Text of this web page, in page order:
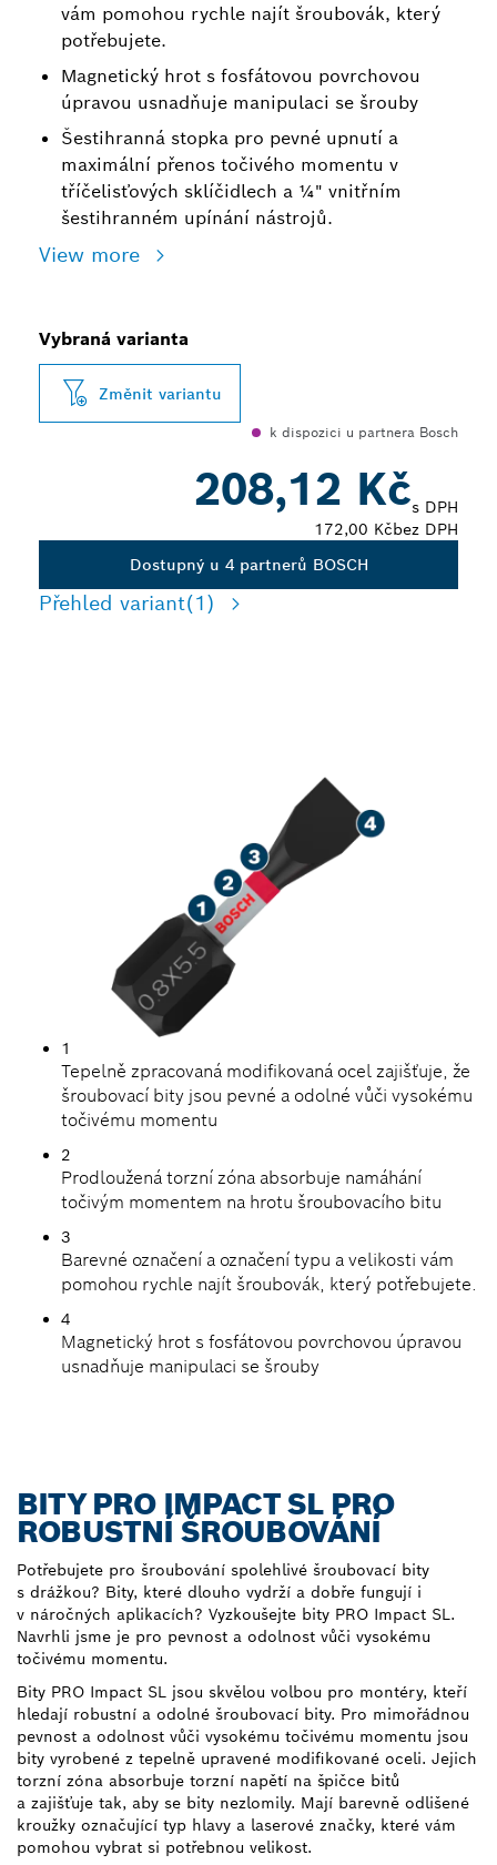
vám pomohou rychle najít šroubovák, který
potřebujete.
Magnetický hrot s fosfátovou povrchovou
úpravou usnadňuje manipulaci se šrouby
Šestihranná stopka pro pevné upnutí a
maximální přenos točivého momentu v
tříčelisťových sklíčidlech a ¼" vnitřním
šestihranném upínání nástrojů.
View more
Vybraná varianta
Změnit variantu
k dispozici u partnera Bosch
208,12 Kčs DPH
172,00 Kčbez DPH
Dostupný u 4 partnerů BOSCH
Přehled variant(1)
1
Tepelně zpracovaná modifikovaná ocel zajišťuje, že
šroubovací bity jsou pevné a odolné vůči vysokému
točivému momentu
2
Prodloužená torzní zóna absorbuje namáhání
točivým momentem na hrotu šroubovacího bitu
3
Barevné označení a označení typu a velikosti vám
pomohou rychle najít šroubovák, který potřebujete.
4
Magnetický hrot s fosfátovou povrchovou úpravou
usnadňuje manipulaci se šrouby
BITY PRO IMPACT SL PRO
ROBUSTNÍ ŠROUBOVÁNÍ
Potřebujete pro šroubování spolehlivé šroubovací bity
s drážkou? Bity, které dlouho vydrží a dobře fungují i
v náročných aplikacích? Vyzkoušejte bity PRO Impact SL.
Navrhli jsme je pro pevnost a odolnost vůči vysokému
točivému momentu.
Bity PRO Impact SL jsou skvělou volbou pro montéry, kteří
hledají robustní a odolné šroubovací bity. Pro mimořádnou
pevnost a odolnost vůči vysokému točivému momentu jsou
bity vyrobené z tepelně upravené modifikované oceli. Jejich
torzní zóna absorbuje torzní napětí na špičce bitů
a zajišťuje tak, aby se bity nezlomily. Mají barevně odlišené
kroužky označující typ hlavy a laserové značky, které vám
pomohou vybrat si potřebnou velikost.